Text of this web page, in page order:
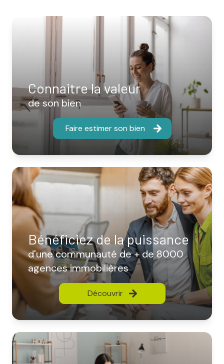
Connaitre la valeur
de son bien
Faire estimer son bien
Bénéficiez de la puissance
d'une communauté de + de 8000
agences immobilières
Découvrir